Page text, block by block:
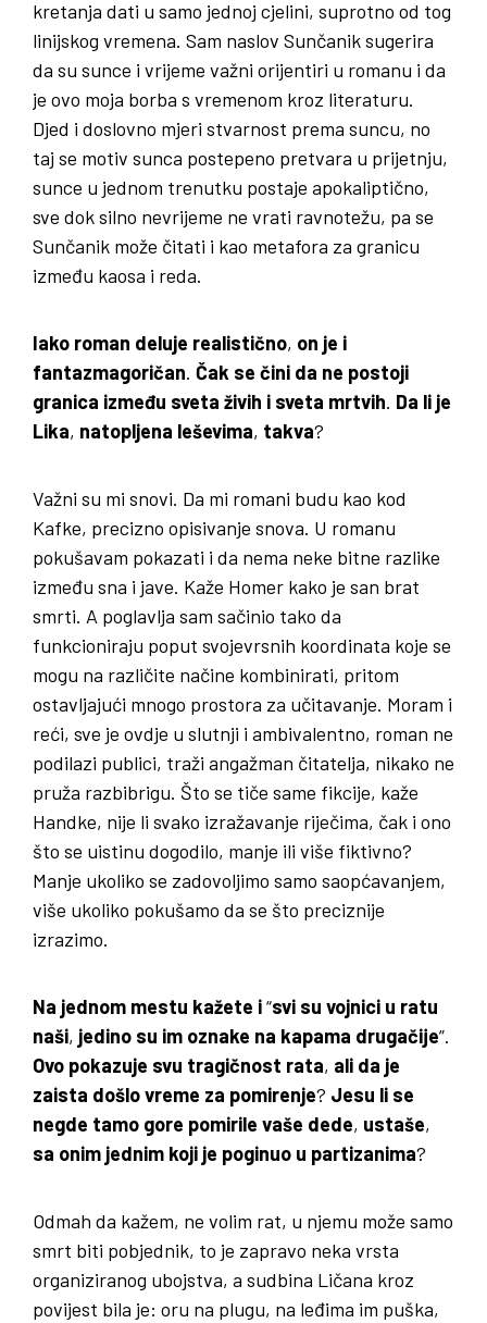
kretanja dati u samo jednoj cjelini, suprotno od tog
linijskog vremena. Sam naslov Sunčanik sugerira
da su sunce i vrijeme važni orijentiri u romanu i da
je ovo moja borba s vremenom kroz literaturu.
Djed i doslovno mjeri stvarnost prema suncu, no
taj se motiv sunca postepeno pretvara u prijetnju,
sunce u jednom trenutku postaje apokaliptično,
sve dok silno nevrijeme ne vrati ravnotežu, pa se
Sunčanik može čitati i kao metafora za granicu
između kaosa i reda.
Iako roman deluje realistično, on je i
fantazmagoričan. Čak se čini da ne postoji
granica između sveta živih i sveta mrtvih. Da li je
Lika, natopljena leševima, takva?
Važni su mi snovi. Da mi romani budu kao kod
Kafke, precizno opisivanje snova. U romanu
pokušavam pokazati i da nema neke bitne razlike
između sna i jave. Kaže Homer kako je san brat
smrti. A poglavlja sam sačinio tako da
funkcioniraju poput svojevrsnih koordinata koje se
mogu na različite načine kombinirati, pritom
ostavljajući mnogo prostora za učitavanje. Moram i
reći, sve je ovdje u slutnji i ambivalentno, roman ne
podilazi publici, traži angažman čitatelja, nikako ne
pruža razbibrigu. Što se tiče same fikcije, kaže
Handke, nije li svako izražavanje riječima, čak i ono
što se uistinu dogodilo, manje ili više fiktivno?
Manje ukoliko se zadovoljimo samo saopćavanjem,
više ukoliko pokušamo da se što preciznije
izrazimo.
Na jednom mestu kažete i“svi su vojnici u ratu
naši, jedino su im oznake na kapama drugačije”.
Ovo pokazuje svu tragičnost rata, ali da je
zaista došlo vreme za pomirenje? Jesu li se
negde tamo gore pomirile vaše dede, ustaše,
sa onim jednim koji je poginuo u partizanima?
Odmah da kažem, ne volim rat, u njemu može samo
smrt biti pobjednik, to je zapravo neka vrsta
organiziranog ubojstva, a sudbina Ličana kroz
povijest bila je: oru na plugu, na leđima im puška,